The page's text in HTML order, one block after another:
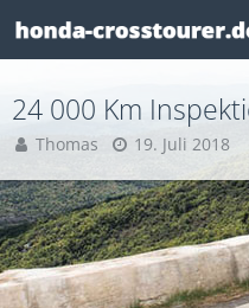
24 000 Km
Thomas 19. Juli 2018